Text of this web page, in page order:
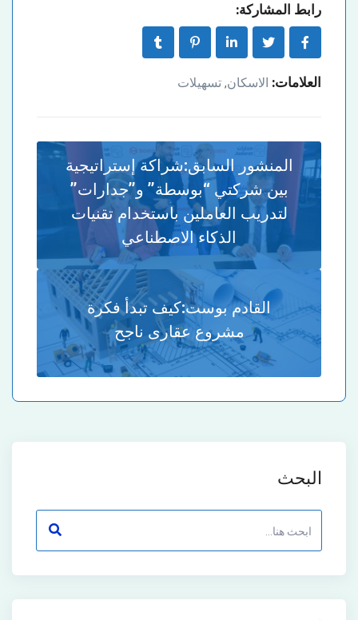
رابط المشاركة:
العلامات: الاسكان, تسهيلات
المنشور السابق:شراكة إستراتيجية
بين شركتي “بوسطة” و”جدارات”
لتدريب العاملين باستخدام تقنيات
الذكاء الاصطناعي
القادم بوست:كيف تبدأ فكرة
مشروع عقارى ناجح
البحث